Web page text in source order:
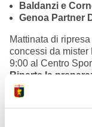
Baldanzi e
Genoa Partner
Mattinata di
concessi da mister
9:00 al Centro
Riparte la
contro cui il
non arriva dalla
infortuniOtoa e